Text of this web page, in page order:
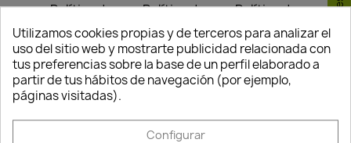
Política de
seguridad
Nuestros pagos
son 100% seguros.
Política de
entrega
Envío peninsular,
Islas Baleares y
Portugal.
Política de
devolución
Tienes 24 horas
para hacer la
reclamación,
siempre y cuando
paquete
Utilizamos cookies propias y de terceros para analizar el
uso del sitio web y mostrarte publicidad relacionada con
tus preferencias sobre la base de un perfil elaborado a
partir de tus hábitos de navegación (por ejemplo,
páginas visitadas).
Configurar